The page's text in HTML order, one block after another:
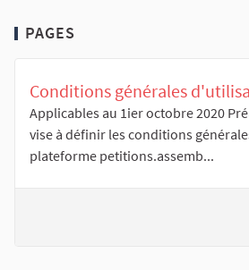
PAGES
Conditions générales
Applicables au 1ier octobre 2020
vise à définir les conditions
plateforme petitions.assemb...